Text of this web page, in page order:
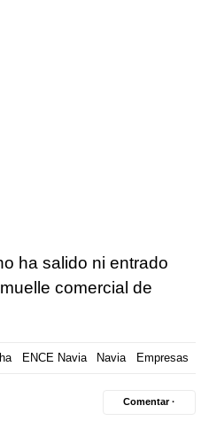
ha salido ni entrado
comercial de
ENCE Navia Navia Empresas
Comentar ·